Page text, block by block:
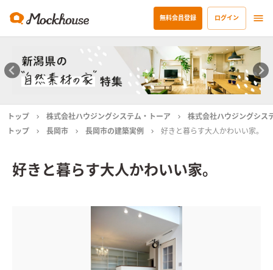
無料会員登録 ログイン
トップ 株式会社ハウジングシステム・トーア
株式会社ハウジングシス
トップ
長岡市 長岡市の建築実例 好きと暮らす大人かわいい家。
好きと暮らす大人かわいい家。